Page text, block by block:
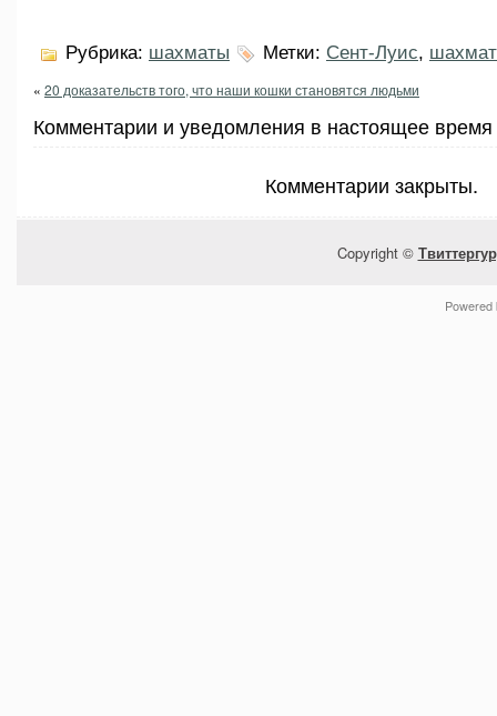
Рубрика: шахматы Метки: Сент-Луис,
« 20 доказательств того, что наши кошки становятся людьми
Комментарии и уведомления в настоящее
Комментарии закрыты.
Copyright ©